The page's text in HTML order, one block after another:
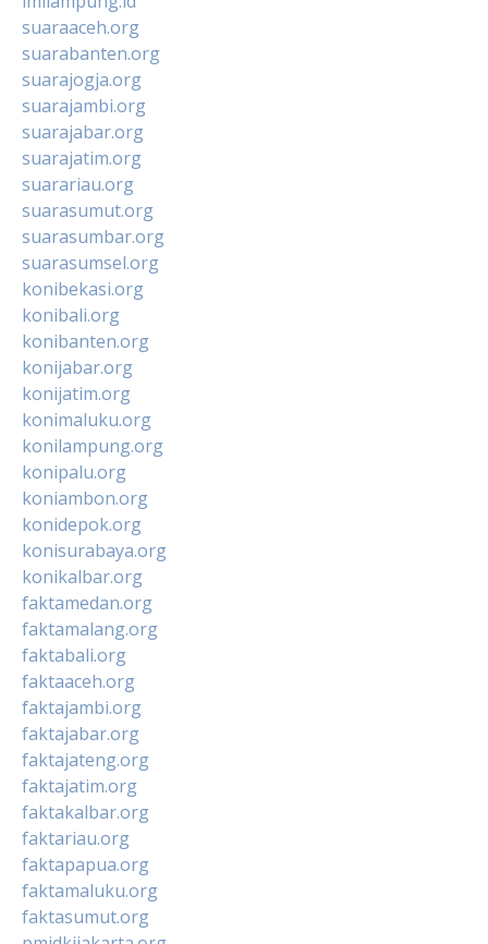
suaraaceh.org
suarabanten.org
suarajogja.org
suarajambi.org
suarajabar.org
suarajatim.org
suarariau.org
suarasumut.org
suarasumbar.org
suarasumsel.org
konibekasi.org
konibali.org
konibanten.org
konijabar.org
konijatim.org
konimaluku.org
konilampung.org
konipalu.org
koniambon.org
konidepok.org
konisurabaya.org
konikalbar.org
faktamedan.org
faktamalang.org
faktabali.org
faktaaceh.org
faktajambi.org
faktajabar.org
faktajateng.org
faktajatim.org
faktakalbar.org
faktariau.org
faktapapua.org
faktamaluku.org
faktasumut.org